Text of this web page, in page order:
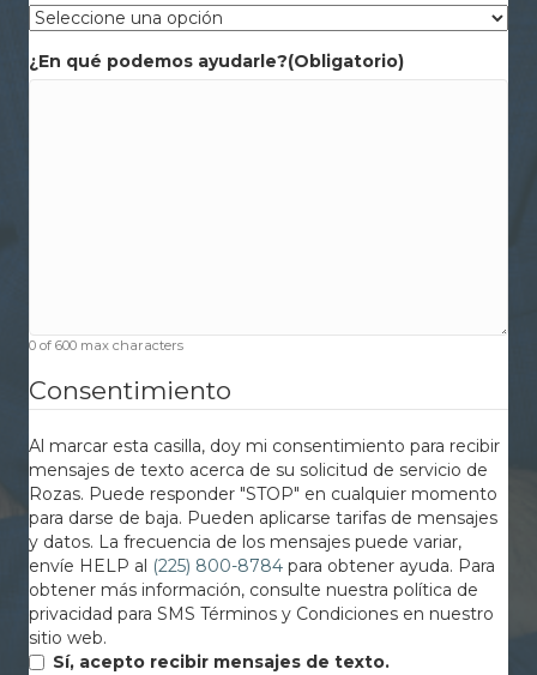
¿En qué podemos ayudarle?(Obligatorio)
0 of 600 max characters
Consentimiento
Al marcar esta casilla, doy mi consentimiento para recibir
mensajes de texto acerca de su solicitud de servicio de
Rozas. Puede responder "STOP" en cualquier momento
para darse de baja. Pueden aplicarse tarifas de mensajes
y datos. La frecuencia de los mensajes puede variar,
envíe HELP al (225) 800-8784 para obtener ayuda. Para
obtener más información, consulte nuestra política de
privacidad para SMS Términos y Condiciones en nuestro
sitio web.
Sí, acepto recibir mensajes de texto.